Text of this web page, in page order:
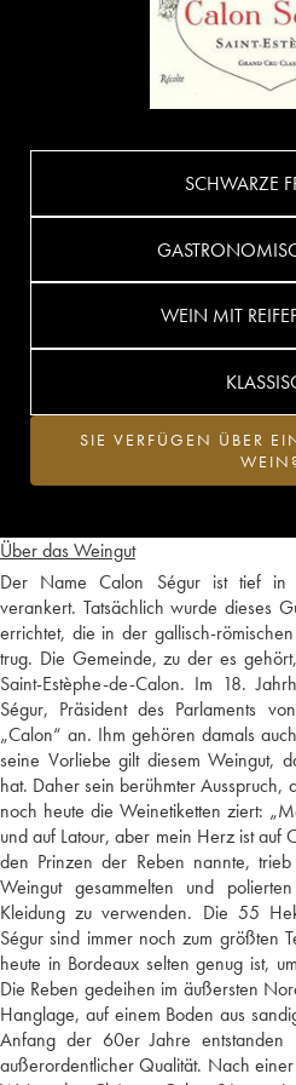
Über das Weingut
Der Name Calon Ségur ist tief in
verankert. Tatsächlich wurde dieses
errichtet, die in der gallisch-
trug. Die Gemeinde, zu der es
Saint-Estèphe-de-Calon. Im 18.
Ségur, Präsident des Parlaments
„Calon“ an. Ihm gehören damals
seine Vorliebe gilt diesem Weingut,
hat. Daher sein berühmter Ausspruch,
noch heute die Weinetiketten ziert:
und auf Latour, aber mein Herz ist auf
den Prinzen der Reben nannte,
Weingut gesammelten und
Kleidung zu verwenden. Die 55
Ségur sind immer noch zum größten
heute in Bordeaux selten genug ist,
Die Reben gedeihen im äußersten
Hanglage, auf einem Boden aus
Anfang der 60er Jahre entstanden
außerordentlicher Qualität. Nach
SCHWARZE
WEIN MIT
SIE VERFÜGEN ÜBER